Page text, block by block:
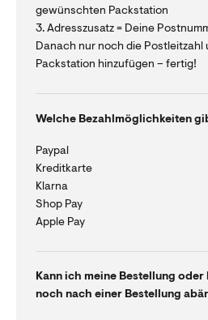
gewünschten Packstation
3. Adresszusatz = Deine
Danach nur noch die Postleitzahl
Packstation hinzufügen – fertig!
Welche Bezahlmöglichkeiten
Paypal
Kreditkarte
Klarna
Shop Pay
Apple Pay
Kann ich meine Bestellung
noch nach einer Bestellung